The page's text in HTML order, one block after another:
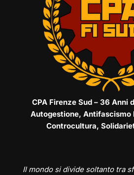
CPA Firenze Sud – 36 Anni
Autogestione,
Controcultura,
Il mondo si divide soltanto tra